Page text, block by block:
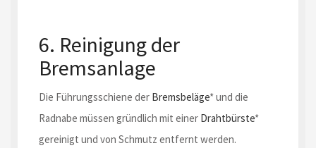
6. Reinigung der
Bremsanlage
Die Führungsschiene der Bremsbeläge* und die
Radnabe müssen gründlich mit einer Drahtbürste*
gereinigt und von Schmutz entfernt werden.